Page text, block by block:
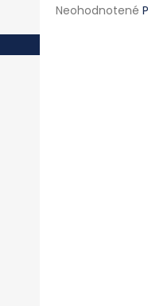
Priemerné
Neohodnotené